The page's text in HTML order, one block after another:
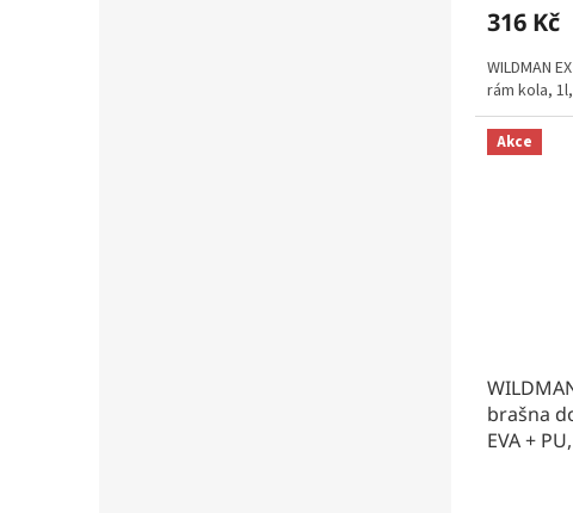
316 Kč
WILDMAN
rám kola, 1l,
Akce
brašna
EVA +